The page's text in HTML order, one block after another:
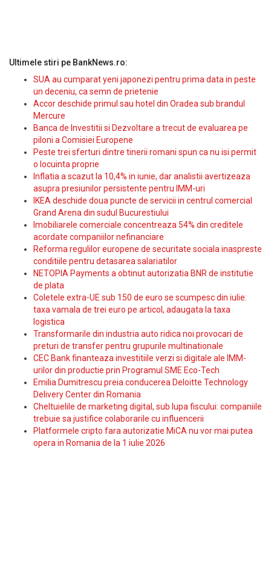
Ultimele stiri pe BankNews.ro:
SUA au cumparat yeni japonezi pentru prima data in peste
un deceniu, ca semn de prietenie
Accor deschide primul sau hotel din Oradea sub brandul
Mercure
Banca de Investitii si Dezvoltare a trecut de evaluarea pe
piloni a Comisiei Europene
Peste trei sferturi dintre tinerii romani spun ca nu isi permit
o locuinta proprie
Inflatia a scazut la 10,4% in iunie, dar analistii avertizeaza
asupra presiunilor persistente pentru IMM-uri
IKEA deschide doua puncte de servicii in centrul comercial
Grand Arena din sudul Bucurestiului
Imobiliarele comerciale concentreaza 54% din creditele
acordate companiilor nefinanciare
Reforma regulilor europene de securitate sociala inaspreste
conditiile pentru detasarea salariatilor
NETOPIA Payments a obtinut autorizatia BNR de institutie
de plata
Coletele extra-UE sub 150 de euro se scumpesc din iulie:
taxa vamala de trei euro pe articol, adaugata la taxa
logistica
Transformarile din industria auto ridica noi provocari de
preturi de transfer pentru grupurile multinationale
CEC Bank finanteaza investitiile verzi si digitale ale IMM-
urilor din productie prin Programul SME Eco-Tech
Emilia Dumitrescu preia conducerea Deloitte Technology
Delivery Center din Romania
Cheltuielile de marketing digital, sub lupa fiscului: companiile
trebuie sa justifice colaborarile cu influencerii
Platformele cripto fara autorizatie MiCA nu vor mai putea
opera in Romania de la 1 iulie 2026